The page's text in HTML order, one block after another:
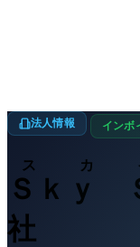
法人情報 インボ
Ｓｋｙ
社
スカ